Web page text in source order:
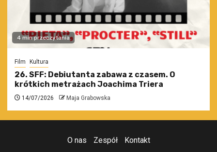
4 min przeczytania
Film Kultura
26. SFF: Debiutanta zabawa z czasem. O
krótkich metrażach Joachima Triera
14/07/2026 Maja Grabowska
O nas Zespół Kontakt